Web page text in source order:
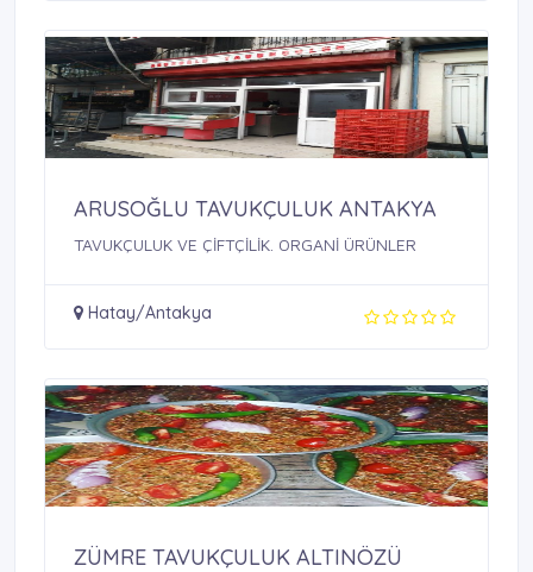
ARUSOĞLU TAVUKÇULUK ANTAKYA
TAVUKÇULUK VE ÇİFTÇİLİK. ORGANİ ÜRÜNLER
Hatay/Antakya
ZÜMRE TAVUKÇULUK ALTINÖZÜ